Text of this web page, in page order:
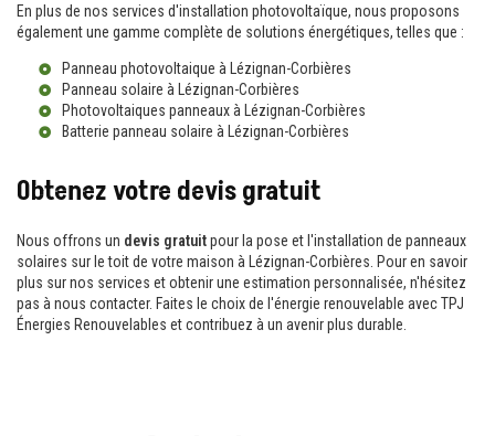
En plus de nos services d'installation photovoltaïque, nous proposons
également une gamme complète de solutions énergétiques, telles que :
Panneau photovoltaique à Lézignan-Corbières
Panneau solaire à Lézignan-Corbières
Photovoltaiques panneaux à Lézignan-Corbières
Batterie panneau solaire à Lézignan-Corbières
Obtenez votre devis gratuit
Nous offrons un devis gratuitpour la pose et l'installation de panneaux
solaires sur le toit de votre maison à Lézignan-Corbières. Pour en savoir
plus sur nos services et obtenir une estimation personnalisée, n'hésitez
pas à nous contacter. Faites le choix de l'énergie renouvelable avec TPJ
Énergies Renouvelables et contribuez à un avenir plus durable.